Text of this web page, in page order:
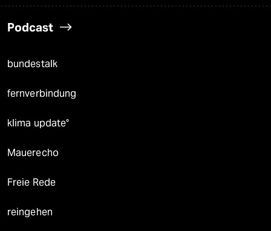
Podcast
bundestalk
fernverbindung
klima update°
Mauerecho
Freie Rede
reingehen